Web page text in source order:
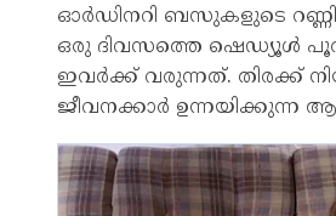
ഓര്‍ഡിനറി ബസുകളുടെ
ഒരു ദിവസത്തെ ഷെഡ്യൂള്‍
ഇവര്‍ക്ക് വരുന്നത്. തിരക്ക്
ജീവനക്കാര്‍ ഉന്നയിക്കുന്ന